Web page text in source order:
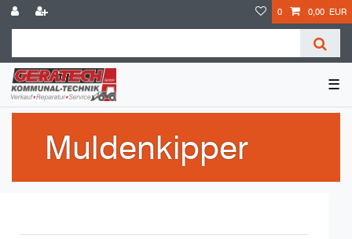
0 0,00 EUR
☰
Muldenkipper